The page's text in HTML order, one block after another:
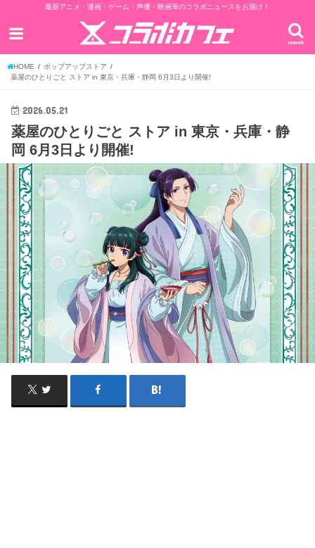
最新アニメ・漫画・ゲーム・声優・映画等のコラボニュースをお届け！
search
HOME
ポップアップストア
薬屋のひとりごと ストア in 東京・兵庫・静岡 6月3日より開催!
2026.05.21
薬屋のひとりごと ストア in 東京・兵庫・静
岡 6月3日より開催!